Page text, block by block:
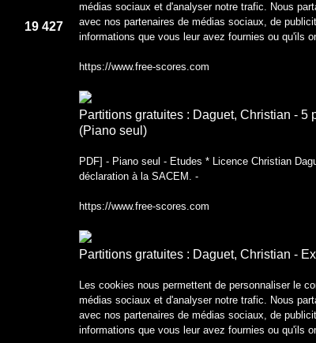
19 427
médias sociaux et d'analyser notre trafic. Nous
avec nos partenaires de médias sociaux, de
informations que vous leur avez fournies ou qu'ils
https://www.free-scores.com
Partitions gratuites : Daguet, Christian -
(Piano seul)
PDF] - Piano seul - Etudes * Licence Christian
déclaration à la SACEM. -
https://www.free-scores.com
Partitions gratuites : Daguet, Christian -
Les cookies nous permettent de personnaliser le
médias sociaux et d'analyser notre trafic. Nous
avec nos partenaires de médias sociaux, de
informations que vous leur avez fournies ou qu'ils